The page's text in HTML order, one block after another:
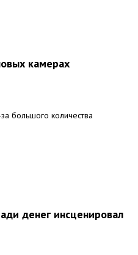
камерах
большого количества
денег инсценировал